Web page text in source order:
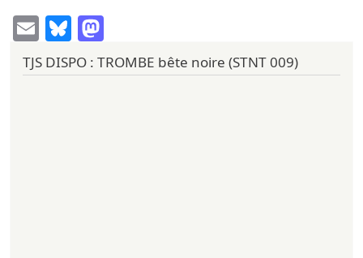
EmailBluesky
TJS DISPO : TROMBE bête noire (STNT 009)